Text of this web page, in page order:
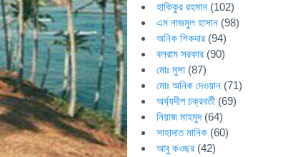
হাকিকুর রহমান (102)
এম নাজমুল হাসান (98)
অনিক শিকদার (94)
বলরাম সরকার (90)
মোঃ মুসা (87)
মোঃ অনিক দেওয়ান (71)
অর্ঘ্যদীপ চক্রবর্তী (69)
নিয়াজ মাহমুদ(64)
সাহাদাত মানিক (60)
আবু কওছর (42)